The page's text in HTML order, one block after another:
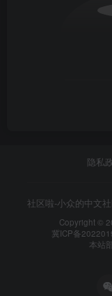
隐私
社区啦-小众的中文社
Copyright ©
冀ICP备
本站